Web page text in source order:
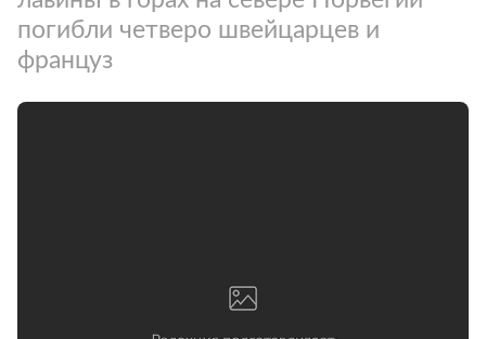
погибли четверо швейцарцев и
француз